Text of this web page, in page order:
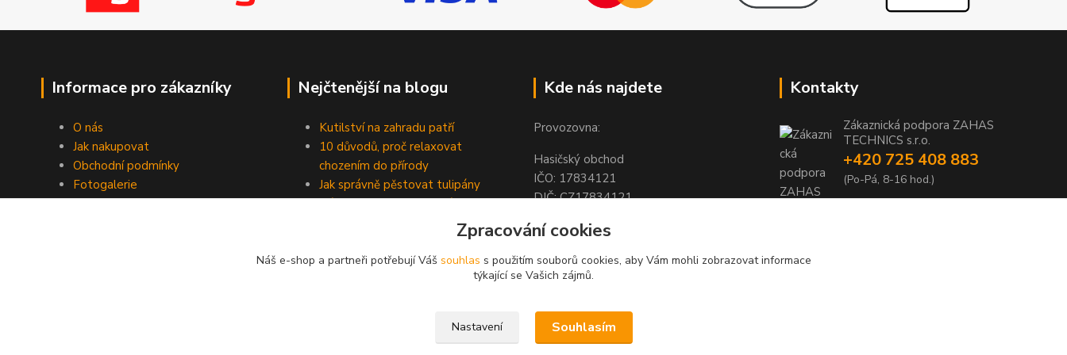
Informace pro zákazníky
O nás
Jak nakupovat
Obchodní podmínky
Fotogalerie
Kontakty
Nejčtenější na blogu
Kutilství na zahradu patří
10 důvodů, proč relaxovat
chozením do přírody
Jak správně pěstovat tulipány
Náhodně generovaný článek
Kde nás najdete
Provozovna:
Hasičský obchod
IČO: 17834121
DIČ: CZ17834121
779 00 Olomouc
Česká Republika
Kontakty
Zákaznická podpora ZAHAS
TECHNICS s.r.o.
+420 725 408 883
(Po-Pá, 8-16 hod.)
Zpracování cookies
Náš e-shop a partneři potřebují Váš souhlas s použitím souborů cookies, aby Vám mohli zobrazovat informace
týkající se Vašich zájmů.
Nastavení Souhlasím